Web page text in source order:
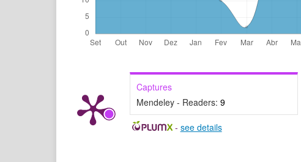
Captures
Mendeley - Readers: 9
- see details